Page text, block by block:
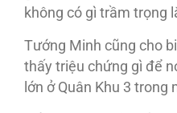
không có gì trầm trọng
Tướng Minh cũng cho
thấy triệu chứng gì để
lớn ở Quân Khu 3 trong